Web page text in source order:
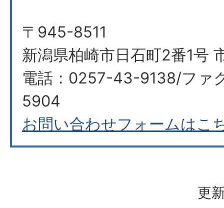
〒945-8511
新潟県柏崎市日石町2番1号
電話：0257-43-9138/ファ
5904
お問い合わせフォームはこ
更